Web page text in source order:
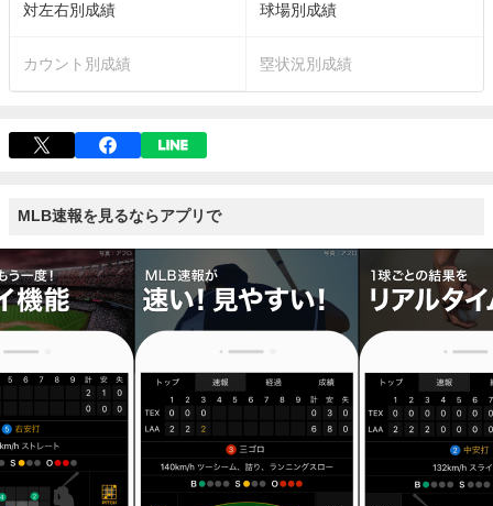
対左右別成績 球場別成績
カウント別成績 塁状況別成績
MLB速報を見るならアプリで